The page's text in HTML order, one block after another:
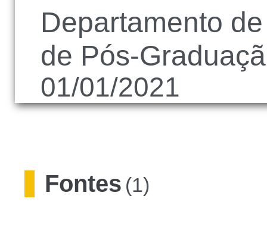
Departamento
de Pós-
01/01/2021
Fontes(1)